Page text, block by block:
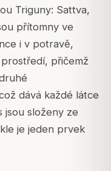
Triguny: Sattva,
přítomny ve
i v potravě,
přičemž
dává každé látce
jsou složeny ze
je jeden prvek